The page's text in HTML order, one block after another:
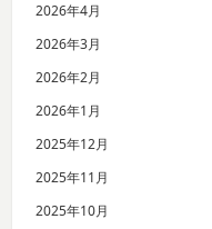
2026年4月
2026年3月
2026年2月
2026年1月
2025年12月
2025年11月
2025年10月